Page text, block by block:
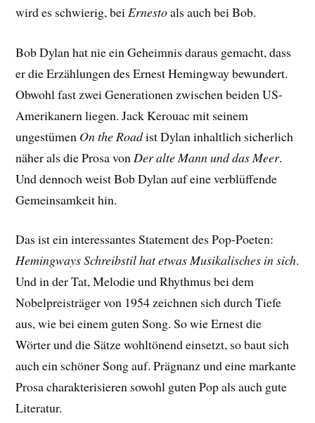
wird es schwierig, beiErnestoals auch bei Bob.
Bob Dylan hat nie ein Geheimnis daraus gemacht, dass
er die Erzählungen des Ernest Hemingway bewundert.
Obwohl fast zwei Generationen zwischen beiden US-
Amerikanern liegen. Jack Kerouac mit seinem
ungestümen On the Roadist Dylan inhaltlich sicherlich
näher als die Prosa von Der alte Mann und das Meer.
Und dennoch weist Bob Dylan auf eine verblüffende
Gemeinsamkeit hin.
Das ist ein interessantes Statement des Pop-Poeten:
Hemingways Schreibstil hat etwas Musikalisches in sich.
Und in der Tat, Melodie und Rhythmus bei dem
Nobelpreisträger von 1954 zeichnen sich durch Tiefe
aus, wie bei einem guten Song. So wie Ernest die
Wörter und die Sätze wohltönend einsetzt, so baut sich
auch ein schöner Song auf. Prägnanz und eine markante
Prosa charakterisieren sowohl guten Pop als auch gute
Literatur.